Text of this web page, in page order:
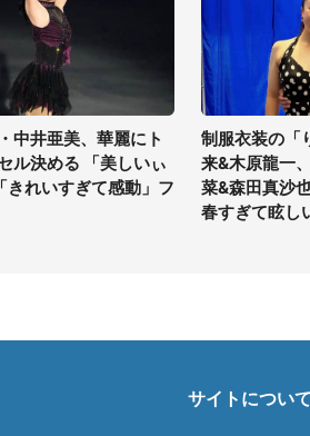
中井亜美、華麗にト
ル決める 「美しいぃ
きれいすぎて感動」フ
制服衣装の「
来&木原龍一
菜&森田真沙
春すぎて眩し
サイトについて